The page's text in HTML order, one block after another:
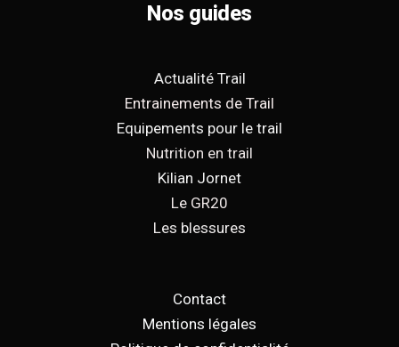
Nos guides
Actualité Trail
Entrainements de Trail
Equipements pour le trail
Nutrition en trail
Kilian Jornet
Le GR20
Les blessures
Contact
Mentions légales